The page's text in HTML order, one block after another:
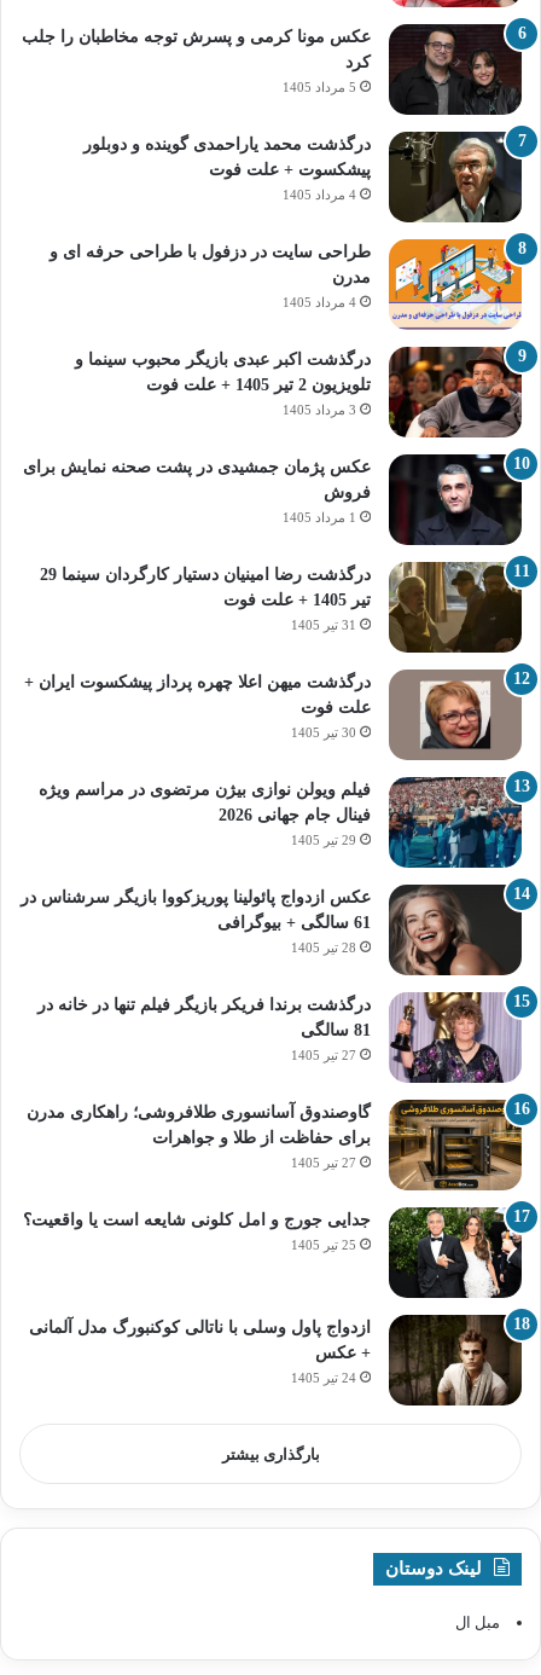
عکس مونا کرمی و پسرش توجه مخاطبان را جلب
کرد
5 مرداد 1405
درگذشت محمد یاراحمدی گوینده و دوبلور
پیشکسوت + علت فوت
4 مرداد 1405
طراحی سایت در دزفول با طراحی حرفه‌ ای و
مدرن
4 مرداد 1405
درگذشت اکبر عبدی بازیگر محبوب سینما و
تلویزیون 2 تیر 1405 + علت فوت
3 مرداد 1405
عکس پژمان جمشیدی در پشت صحنه نمایش برای
فروش
1 مرداد 1405
درگذشت رضا امینیان دستیار کارگردان سینما 29
تیر 1405 + علت فوت
31 تیر 1405
درگذشت میهن اعلا چهره پرداز پیشکسوت ایران +
علت فوت
30 تیر 1405
فیلم ویولن نوازی بیژن مرتضوی در مراسم ویژه
فینال جام جهانی 2026
29 تیر 1405
عکس ازدواج پائولینا پوریزکووا بازیگر سرشناس در
61 سالگی + بیوگرافی
28 تیر 1405
درگذشت برندا فریکر بازیگر فیلم تنها در خانه در
81 سالگی
27 تیر 1405
گاوصندوق آسانسوری طلافروشی؛ راهکاری مدرن
برای حفاظت از طلا و جواهرات
27 تیر 1405
جدایی جورج و امل کلونی شایعه است یا واقعیت؟
25 تیر 1405
ازدواج پاول وسلی با ناتالی کوکنبورگ مدل آلمانی
+ عکس
24 تیر 1405
بارگذاری بیشتر
لینک دوستان
مبل ال